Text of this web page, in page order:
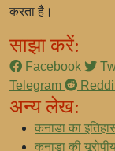
करता है।
साझा करें:
Facebook
Telegram
अन्य लेख:
कनाडा का
कनाडा की